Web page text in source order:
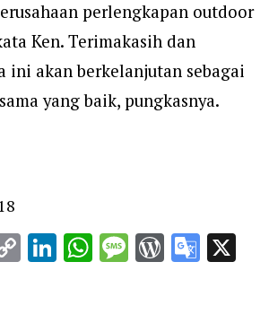
perlengkapan outdoor
Ken. Terimakasih dan
ini akan berkelanjutan sebagai
yang baik, pungkasnya.
CopyLinkedIn
WhatsApp
Message